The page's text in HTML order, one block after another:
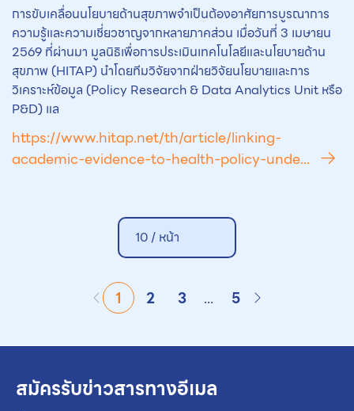
การขับเคลื่อนนโยบายด้านสุขภาพจำเป็นต้องอาศัยการบูรณาการ
ความรู้และความเชี่ยวชาญจากหลายภาคส่วน เมื่อวันที่ 3 เมษายน
2569 ที่ผ่านมา มูลนิธิเพื่อการประเมินเทคโนโลยีและนโยบายด้าน
สุขภาพ (HITAP) นำโดยทีมวิจัยจากฝ่ายวิจัยนโยบายและการ
วิเคราะห์ข้อมูล (Policy Research & Data Analytics Unit หรือ
P&D) แล
https://www.hitap.net/th/article/linking-
academic-evidence-to-health-policy-unde...
10 / หน้า
1 2 3 ... 5
สมัครรับข่าวสารทางอีเมล